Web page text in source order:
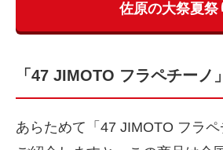
佐原の大祭夏祭
「47 JIMOTO フラペチーノ
あらためて「47 JIMOTO フラ